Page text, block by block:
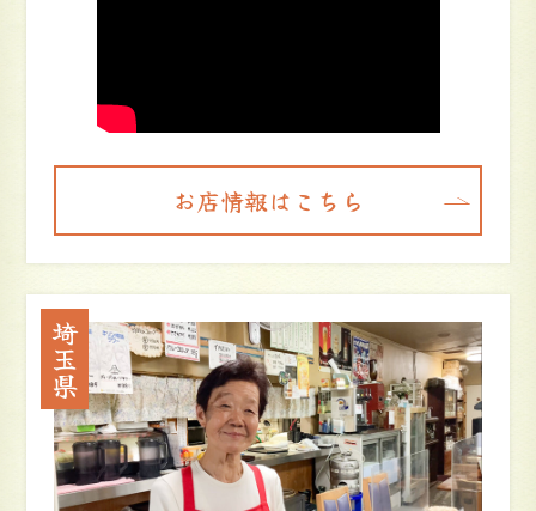
お店情報はこちら
埼玉県